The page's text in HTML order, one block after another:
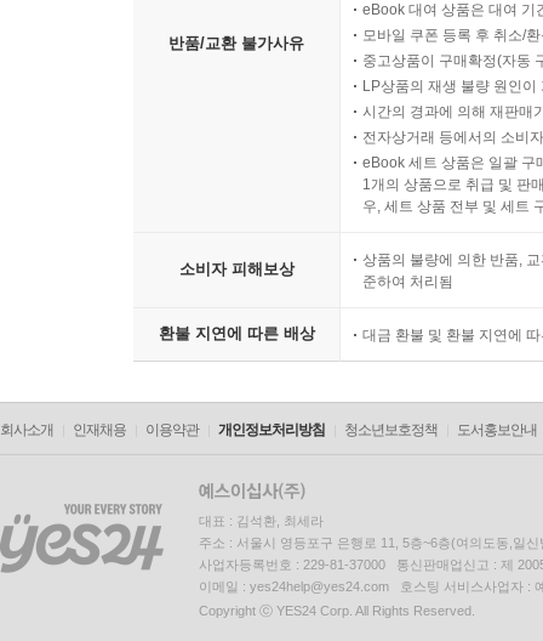
반품/교환 불가사유
eBook 대여 상품은 대여 기
모바일 쿠폰 등록 후 취소/
중고상품이 구매확정(자동
LP상품의 재생 불량 원인
시간의 경과에 의해 재판매
전자상거래 등에서의 소비
eBook 세트 상품은 일괄 구
1개의 상품으로 취급 및 판
우, 세트 상품 전부 및 세트
소비자 피해보상
상품의 불량에 의한 반품,
준하여 처리됨
환불 지연에 따른 배상 대금 환불 및 환불 지연에
회사소개 인재채용 이용약관 개인정보처리방침 청소년보호정책 도서홍보안내
대표 : 김석환, 최세라
주소 : 서울시 영등포구 은행로 11, 5층~6층(여의도동,일신
사업자등록번호 : 229-81-37000 통신판매업신고 : 제
이메일 : yes24help@yes24.com 호스팅 서비스사업자 :
Copyright ⓒ YES24 Corp. All Rights Reserved.